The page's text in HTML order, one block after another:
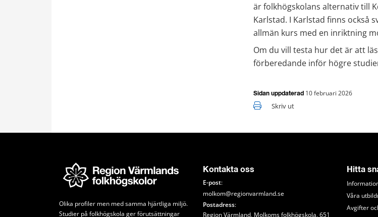
är folkhögskolans alternativ till
Karlstad. I Karlstad finns också
allmän kurs med en inriktning
Om du vill testa hur det är att
förberedande inför högre
Sidan uppdaterad 10 februari 2026
Skriv ut
Olika profiler men med samma hjärtliga miljö.
Studier på folkhögskola ger förutsättningar
Kontakta oss
E-post:
molkom@regionvarmland.se
Postadress:
Region Värmland, Molkoms folkhögskola, 651
Hitta
Våra
Avgifter